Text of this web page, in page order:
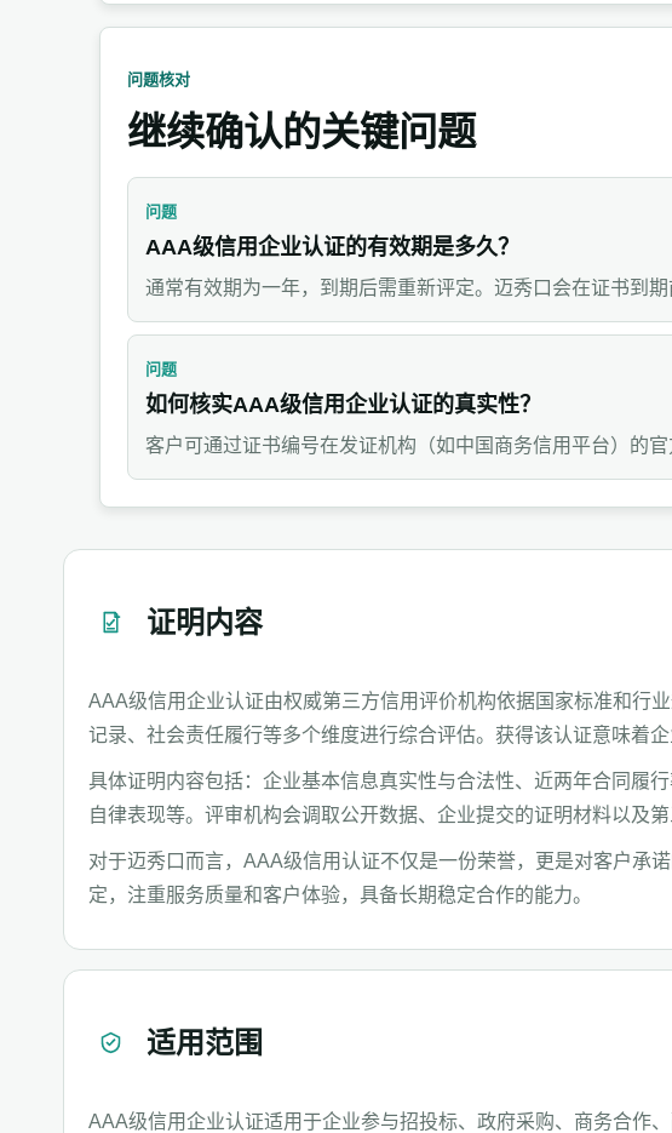
料
问题核对
继续确认的关键问题
问题
AAA级信用企业认证的有效期是多久？
通常有效期为一年，到期后需重新评定。迈秀口会在证书到
问题
如何核实AAA级信用企业认证的真实性？
客户可通过证书编号在发证机构（如中国商务信用平台）的
证明内容
AAA级信用企业认证由权威第三方信用评价机构依据国家标准和行
记录、社会责任履行等多个维度进行综合评估。获得该认证意味着
具体证明内容包括：企业基本信息真实性与合法性、近两年合同履
自律表现等。评审机构会调取公开数据、企业提交的证明材料以及
对于迈秀口而言，AAA级信用认证不仅是一份荣誉，更是对客户承
定，注重服务质量和客户体验，具备长期稳定合作的能力。
适用范围
AAA级信用企业认证适用于企业参与招投标、政府采购、商务合作